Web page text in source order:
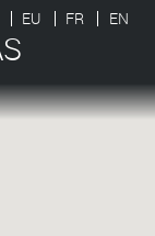
EU FR EN